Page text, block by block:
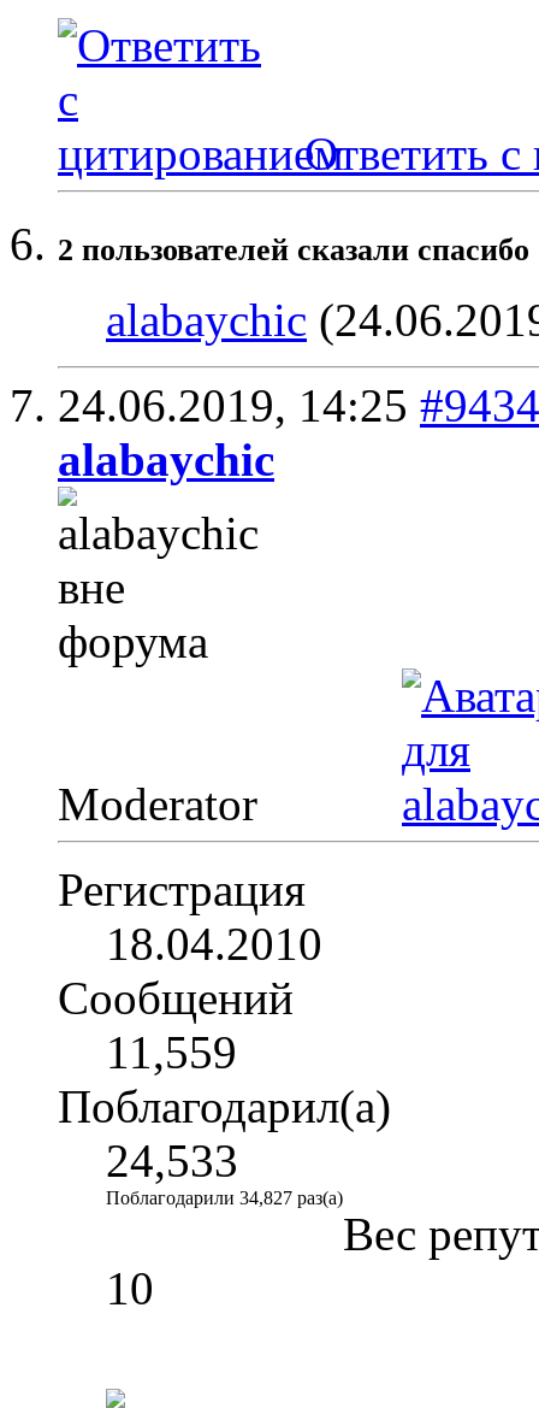
Ответить с
2 пользователей сказали
alabaychic
24.06.2019, 14:25 #9434
alabaychic
Moderator
Регистрация
18.04.2010
Сообщений
11,559
Поблагодарил(а)
24,533
Поблагодарили 34,827 раз(а)
Вес
10